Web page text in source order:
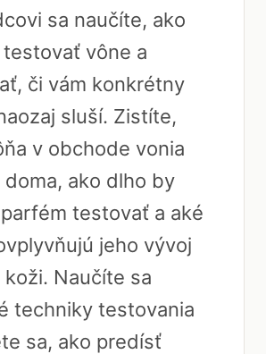
sa naučíte, ako
vône a
či vám konkrétny
sluší. Zistíte,
v obchode vonia
doma, ako dlho by
testovať a aké
jeho vývoj
koži. Naučíte sa
techniky testovania
sa, ako predísť